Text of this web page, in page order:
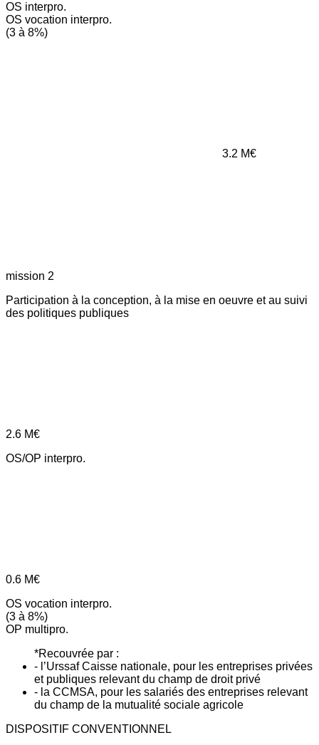
OS interpro.
OS vocation interpro.
(3 à 8%)
3.2 M€
mission 2
Participation à la conception, à la mise en oeuvre et au suivi
des politiques publiques
2.6 M€
OS/OP interpro.
0.6 M€
OS vocation interpro.
(3 à 8%)
OP multipro.
*Recouvrée par :
- l’Urssaf Caisse nationale, pour les entreprises privées
et publiques relevant du champ de droit privé
- la CCMSA, pour les salariés des entreprises relevant
du champ de la mutualité sociale agricole
DISPOSITIF CONVENTIONNEL